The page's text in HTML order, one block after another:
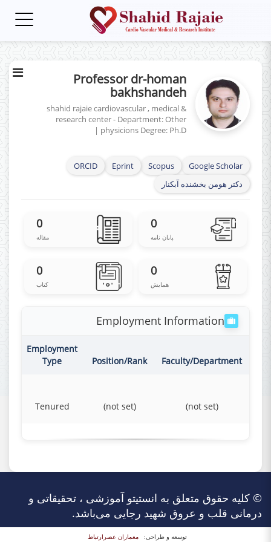
Professor dr-homan
bakhshandeh
shahid rajaie cardiovascular , medical &
research center - Department: Other
physicions Degree: Ph.D
|
Google Scholar
Scopus
Eprint
ORCID
دکتر هومن بخشنده آبکنار
0
پایان نامه
0
مقاله
0
همایش
0
کتاب
Employment Information
Faculty/Department
Position/Rank
Employment
Type
(not set)
(not set)
Tenured
© کلیه حقوق متعلق به انستیتو آموزشی ، تحقیقاتی و
درمانی قلب و عروق شهید رجایی می‌باشد.
توسعه و طراحی: معماران عصر‌ارتباط